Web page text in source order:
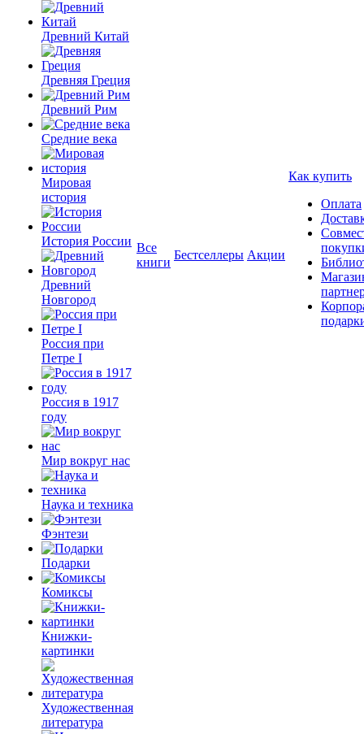
Древний Китай
Древняя Греция
Древний Рим
Средние века
Мировая
история
История России
Древний
Новгород
Россия при
Петре I
Россия в 1917
году
Мир вокруг нас
Наука и техника
Фэнтези
Подарки
Комиксы
Книжки-
картинки
Художественная
литература
Все
книги
Бестселлеры Акции
Как купить
Оплата